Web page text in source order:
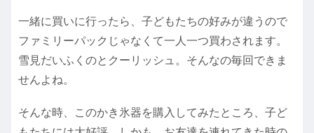
一緒に買いに行ったら、子どもたちの好みが違うので
ファミリーパックじゃなくて一人一つ買わされます。
雪見だいふくのとクーリッシュ。そんなの毎回できま
せんよね。
そんな時、このかき氷器を購入してみたところ、子ど